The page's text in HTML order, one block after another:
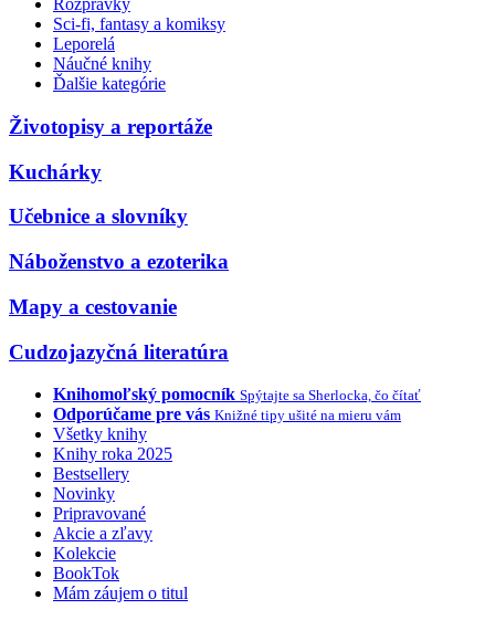
Rozprávky
Sci-fi, fantasy a komiksy
Leporelá
Náučné knihy
Ďalšie kategórie
Životopisy a reportáže
Kuchárky
Učebnice a slovníky
Náboženstvo a ezoterika
Mapy a cestovanie
Cudzojazyčná literatúra
Knihomoľský pomocník Spýtajte sa Sherlocka, čo čítať
Odporúčame pre vás Knižné tipy ušité na mieru vám
Všetky knihy
Knihy roka 2025
Bestsellery
Novinky
Pripravované
Akcie a zľavy
Kolekcie
BookTok
Mám záujem o titul